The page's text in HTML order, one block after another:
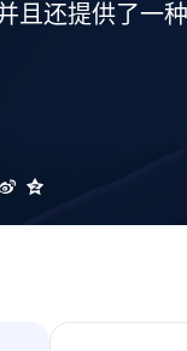
且还提供了一